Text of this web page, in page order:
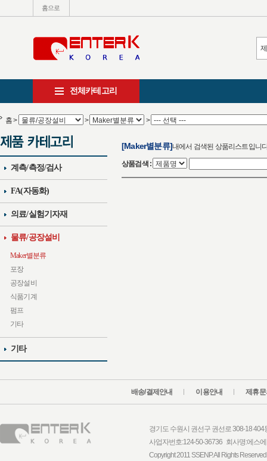
홈으로
전체카테고리
홈> > >
계측/측정/검사
FA(자동화)
의료/실험기자재
물류/공장설비
Maker별분류
포장
공장설비
식품기계
펌프
기타
기타
[Maker별분류]내에서 검색된 상품리스트입니
상품검색 :
배송/결제안내 이용안내 제휴문
경기도 수원시 권선구 권선로 308-18
사업자번호:124-50-36736 회사명:에스
Copyright 2011 SSENP. All Rights Reserved